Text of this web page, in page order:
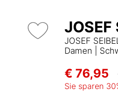
JOSEF
JOSEF
Damen |
€ 76,95
Sie sparen 30